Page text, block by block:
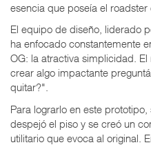
esencia que poseía el roadster
El equipo de diseño, liderado
ha enfocado constantemente
OG: la atractiva simplicidad.
crear algo impactante
quitar?".
Para lograrlo en este
despejó el piso y se creó un
utilitario que evoca al original.